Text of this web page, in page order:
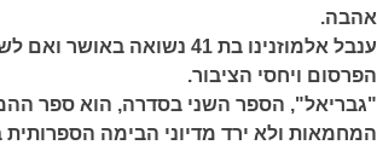
אהבה.
ענבל אלמוזנינו בת 41
הפרסום ויחסי הציבור.
"גבריאל", הספר השני בסדרה, הוא ספר
המחמאות ולא ירד מדיוני הבימה